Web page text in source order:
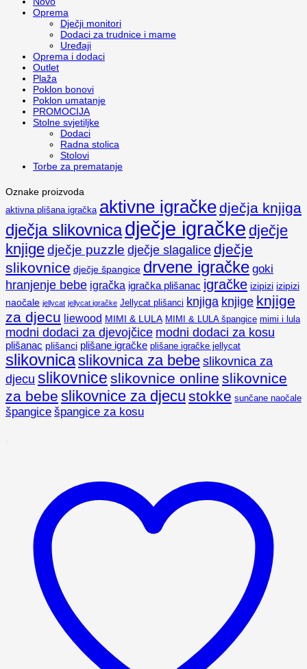
Oprema
Dječji monitori
Dodaci za trudnice i mame
Uređaji
Oprema i dodaci
Outlet
Plaža
Poklon bonovi
Poklon umatanje
PROMOCIJA
Stolne svjetiljke
Dodaci
Radna stolica
Stolovi
Torbe za prematanje
Oznake proizvoda
aktivna plišana igračka aktivne igračkedječja knjiga
dječja slikovnicadječje igračke dječje
knjigedječje puzzle dječje slagalice dječje
slikovnice dječje špangice drvene igračke goki
hranjenje bebe igračka igračka plišanac igračke izipizi izipizi
naočale jellycat jellycat igračke Jellycat plišanci knjiga knjige knjige
za djecu liewood MIMI & LULA MIMI & LULA špangice mimi i lula
modni dodaci za djevojčice modni dodaci za kosu
plišanac plišanci plišane igračke plišane igračke jellycat
slikovnicaslikovnica za bebe slikovnica za
djecu slikovnice slikovnice online slikovnice
za bebe slikovnice za djecu stokke sunčane naočale
špangice špangice za kosu